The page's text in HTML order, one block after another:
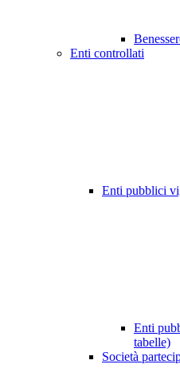
Enti controllati
Enti pubblici
Enti
tabelle)
Società